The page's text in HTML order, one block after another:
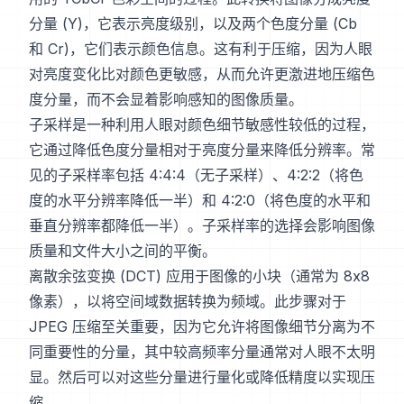
分量 (Y)，它表示亮度级别，以及两个色度分量 (Cb
和 Cr)，它们表示颜色信息。这有利于压缩，因为人眼
对亮度变化比对颜色更敏感，从而允许更激进地压缩色
度分量，而不会显着影响感知的图像质量。
子采样是一种利用人眼对颜色细节敏感性较低的过程，
它通过降低色度分量相对于亮度分量来降低分辨率。常
见的子采样率包括 4:4:4（无子采样）、4:2:2（将色
度的水平分辨率降低一半）和 4:2:0（将色度的水平和
垂直分辨率都降低一半）。子采样率的选择会影响图像
质量和文件大小之间的平衡。
离散余弦变换 (DCT) 应用于图像的小块（通常为 8x8
像素），以将空间域数据转换为频域。此步骤对于
JPEG 压缩至关重要，因为它允许将图像细节分离为不
同重要性的分量，其中较高频率分量通常对人眼不太明
显。然后可以对这些分量进行量化或降低精度以实现压